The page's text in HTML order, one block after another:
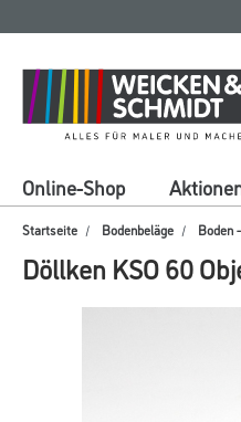
springen
springen
Online-Shop
Startseite Bodenbeläge Boden
Döllken KSO 60